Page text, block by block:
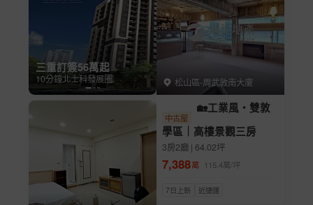
三重訂簽56萬起
10分鐘北士科發展圈 松山區-周武敦南大廈
中古屋
🏡工業風・雙敦
學區｜高樓景觀三房
3房2廳 | 64.02坪
7,388萬 115.4萬/坪
7日上新 近捷運